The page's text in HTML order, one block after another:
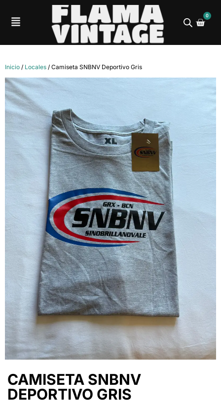
0
Inicio / Locales / Camiseta SNBNV Deportivo Gris
CAMISETA SNBNV
DEPORTIVO GRIS